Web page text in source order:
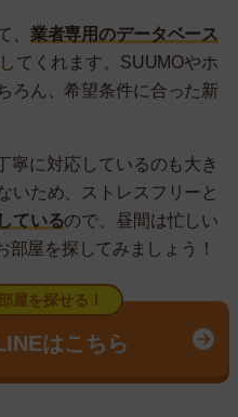
、 業者専用のデータベース
てくれます。SUUMOやホ
ろん、希望条件に合った新
寧に対応しているのも大き
いため、ストレスフリーと
ているので、昼間は忙しい
部屋を探してみましょう！
屋を探せる！
はこちら